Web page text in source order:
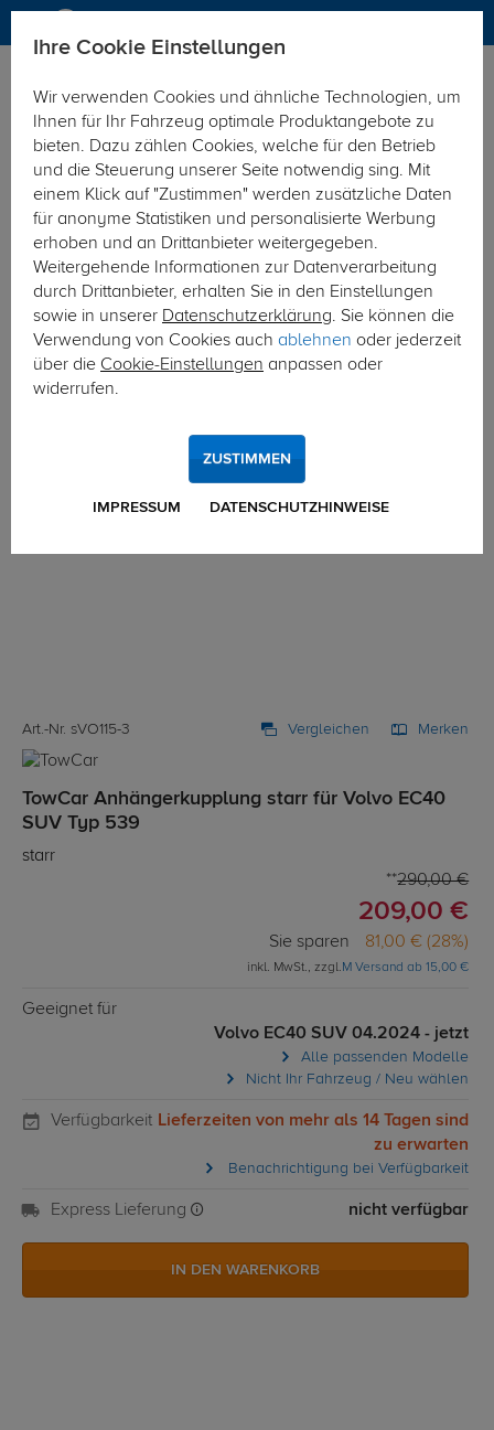
Hier geht's zur Fahrzeugübersicht: Volvo EC40 SUV
Art.-Nr. sVO115-3 Vergleichen Merken
TowCar Anhängerkupplung starr für Volvo EC40
SUV Typ 539
starr
290,00 €
209,00 €
Sie sparen 81,00 € (28%)
inkl. MwSt., zzgl.M Versand ab 15,00 €
Geeignet für
Volvo EC40 SUV 04.2024 - jetzt
Alle passenden Modelle
Nicht Ihr Fahrzeug / Neu wählen
Verfügbarkeit Lieferzeiten von mehr als 14 Tagen sind
zu erwarten
Benachrichtigung bei Verfügbarkeit
Express Lieferung nicht verfügbar
IN DEN WARENKORB
Ihre Cookie Einstellungen
Wir verwenden Cookies und ähnliche Technologien, um
Ihnen für Ihr Fahrzeug optimale Produktangebote zu
bieten. Dazu zählen Cookies, welche für den Betrieb
und die Steuerung unserer Seite notwendig sing. Mit
einem Klick auf "Zustimmen" werden zusätzliche Daten
für anonyme Statistiken und personalisierte Werbung
erhoben und an Drittanbieter weitergegeben.
Weitergehende Informationen zur Datenverarbeitung
durch Drittanbieter, erhalten Sie in den Einstellungen
sowie in unserer Datenschutzerklärung. Sie können die
Verwendung von Cookies auch ablehnen oder jederzeit
über die Cookie-Einstellungen anpassen oder
widerrufen.
IMPRESSUM DATENSCHUTZHINWEISE
ZUSTIMMEN